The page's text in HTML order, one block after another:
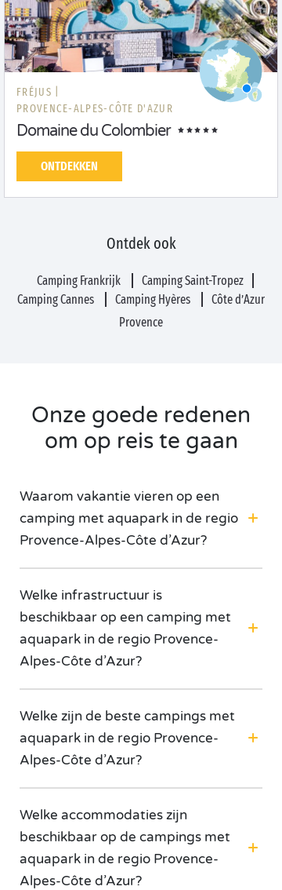
FRÉJUS |
PROVENCE-ALPES-CÔTE D'AZUR
Domaine du Colombier
ONTDEKKEN
Ontdek ook
Camping Frankrijk
Camping Saint-Tropez
Camping Cannes
Camping Hyères
Côte d’Azur
Provence
Onze goede redenen
om op reis te gaan
Waarom vakantie vieren op een
camping met aquapark in de regio
Provence-Alpes-Côte d’Azur?
Welke infrastructuur is
beschikbaar op een camping met
aquapark in de regio Provence-
Alpes-Côte d’Azur?
Welke zijn de beste campings met
aquapark in de regio Provence-
Alpes-Côte d’Azur?
Welke accommodaties zijn
beschikbaar op de campings met
aquapark in de regio Provence-
Alpes-Côte d’Azur?